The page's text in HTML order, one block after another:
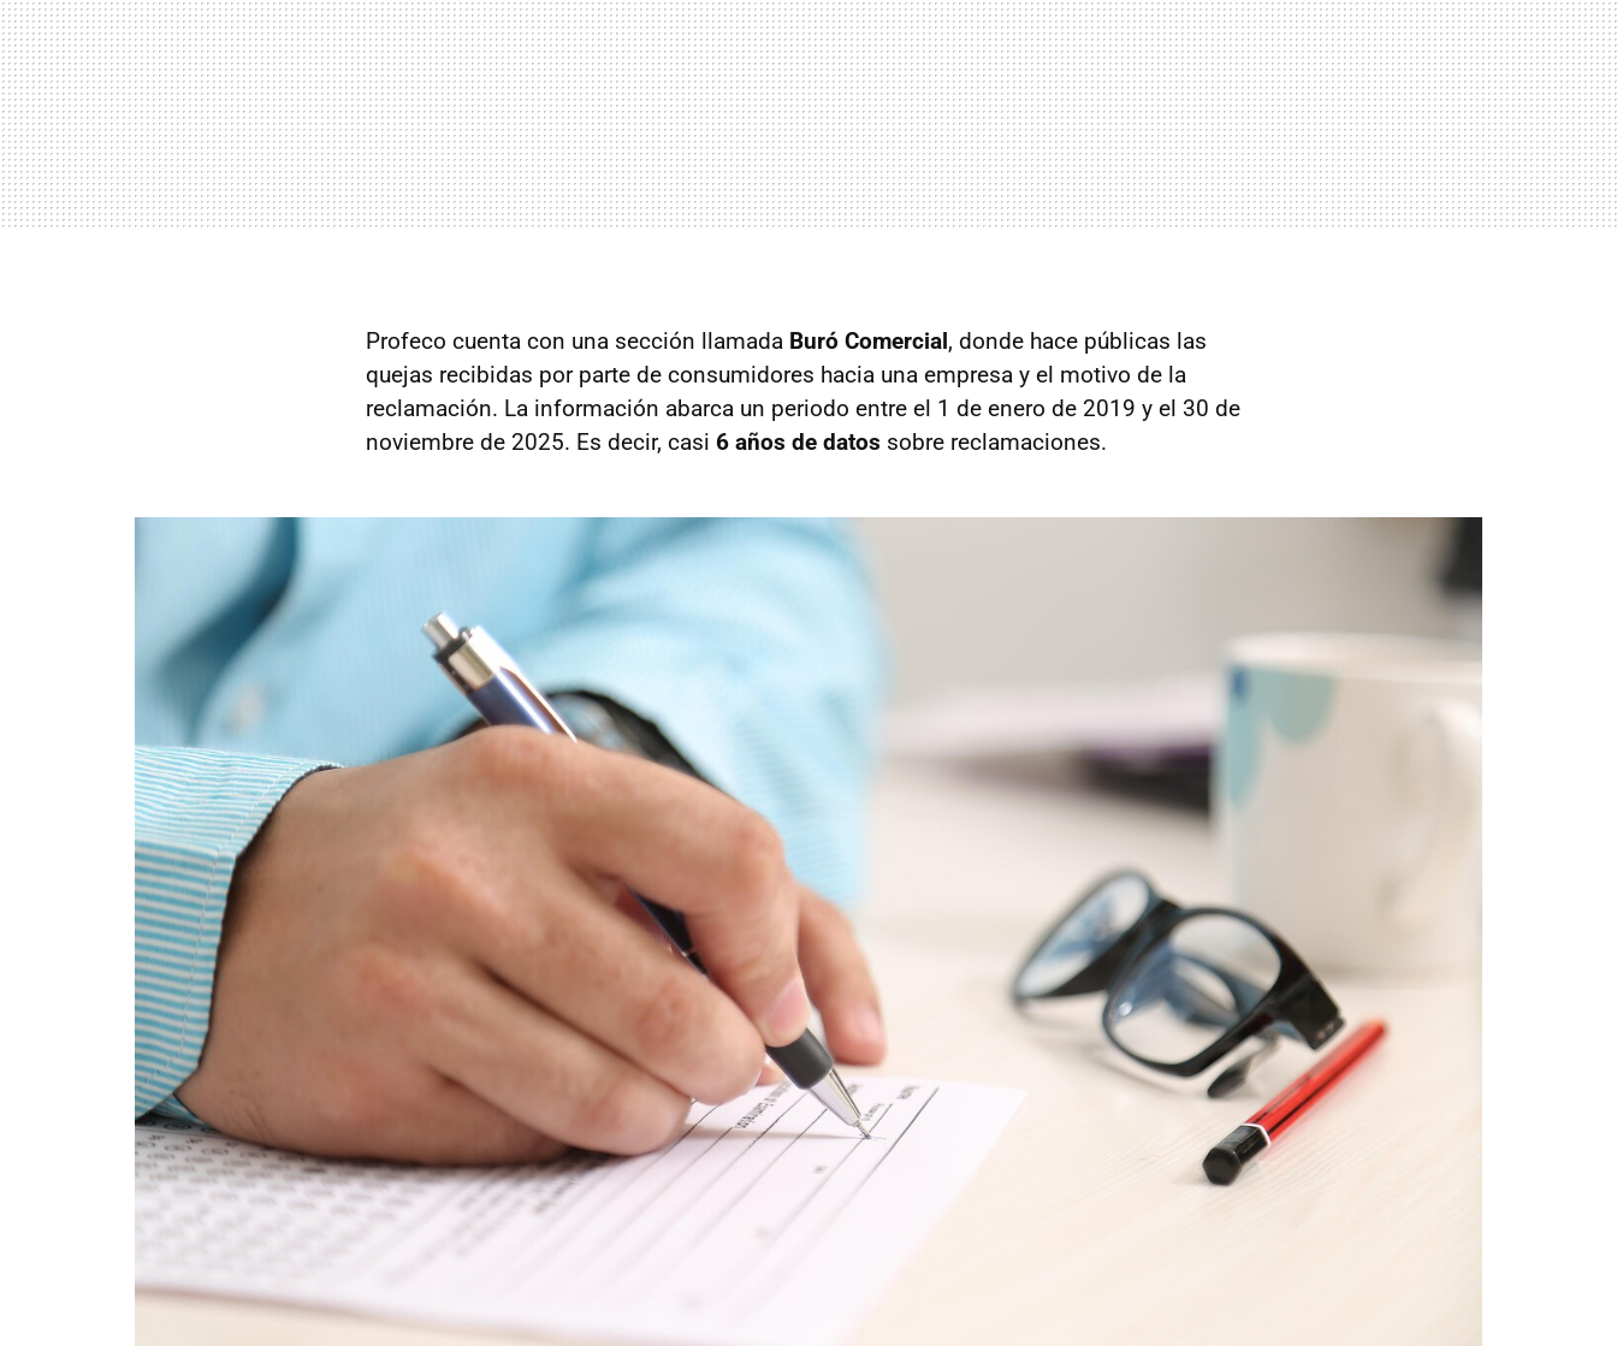
Profeco cuenta con una sección llamada Buró Comercial, donde hace públicas las
quejas recibidas por parte de consumidores hacia una empresa y el motivo de la
reclamación. La información abarca un periodo entre el 1 de enero de 2019 y el 30 de
noviembre de 2025. Es decir, casi 6 años de datos sobre reclamaciones.